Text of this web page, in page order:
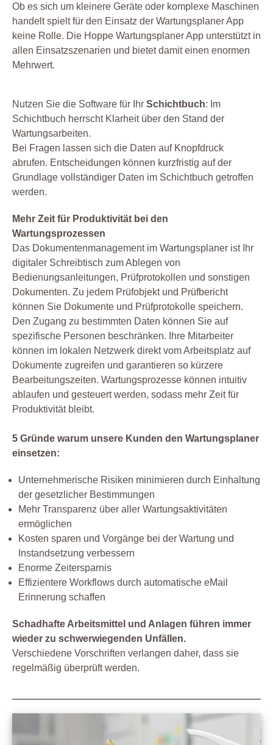
Ob es sich um kleinere Geräte oder komplexe Maschinen
handelt spielt für den Einsatz der Wartungsplaner App
keine Rolle. Die Hoppe Wartungsplaner App unterstützt in
allen Einsatzszenarien und bietet damit einen enormen
Mehrwert.
Nutzen Sie die Software für Ihr Schichtbuch: Im
Schichtbuch herrscht Klarheit über den Stand der
Wartungsarbeiten.
Bei Fragen lassen sich die Daten auf Knopfdruck
abrufen. Entscheidungen können kurzfristig auf der
Grundlage vollständiger Daten im Schichtbuch getroffen
werden.
Mehr Zeit für Produktivität bei den
Wartungsprozessen
Das Dokumentenmanagement im Wartungsplaner ist Ihr
digitaler Schreibtisch zum Ablegen von
Bedienungsanleitungen, Prüfprotokollen und sonstigen
Dokumenten. Zu jedem Prüfobjekt und Prüfbericht
können Sie Dokumente und Prüfprotokolle speichern.
Den Zugang zu bestimmten Daten können Sie auf
spezifische Personen beschränken. Ihre Mitarbeiter
können im lokalen Netzwerk direkt vom Arbeitsplatz auf
Dokumente zugreifen und garantieren so kürzere
Bearbeitungszeiten. Wartungsprozesse können intuitiv
ablaufen und gesteuert werden, sodass mehr Zeit für
Produktivität bleibt.
5 Gründe warum unsere Kunden den Wartungsplaner
einsetzen:
Unternehmerische Risiken minimieren durch Einhaltung
der gesetzlicher Bestimmungen
Mehr Transparenz über aller Wartungsaktivitäten
ermöglichen
Kosten sparen und Vorgänge bei der Wartung und
Instandsetzung verbessern
Enorme Zeitersparnis
Effizientere Workflows durch automatische eMail
Erinnerung schaffen
Schadhafte Arbeitsmittel und Anlagen führen immer
wieder zu schwerwiegenden Unfällen.
Verschiedene Vorschriften verlangen daher, dass sie
regelmäßig überprüft werden.